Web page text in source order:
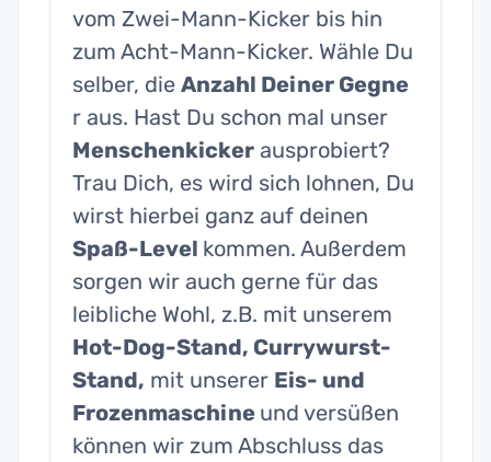
vom Zwei-Mann-Kicker bis hin
zum Acht-Mann-Kicker. Wähle Du
selber, die Anzahl Deiner Gegne
r aus. Hast Du schon mal unser
Menschenkicker ausprobiert?
Trau Dich, es wird sich lohnen, Du
wirst hierbei ganz auf deinen
Spaß-Level kommen. Außerdem
sorgen wir auch gerne für das
leibliche Wohl, z.B. mit unserem
Hot-Dog-Stand, Currywurst-
Stand, mit unserer Eis- und
Frozenmaschine und versüßen
können wir zum Abschluss das